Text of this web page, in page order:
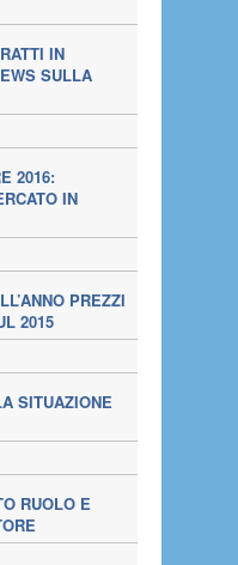
IN
SULLA
2016:
IN
PREZZI
2015
SITUAZIONE
RUOLO E